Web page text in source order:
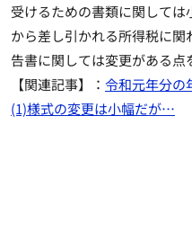
受けるための書類に関して
から差し引かれる所得税に
告書に関しては変更がある点
【関連記事】： 令和元年分の
(1)様式の変更は小幅だが…